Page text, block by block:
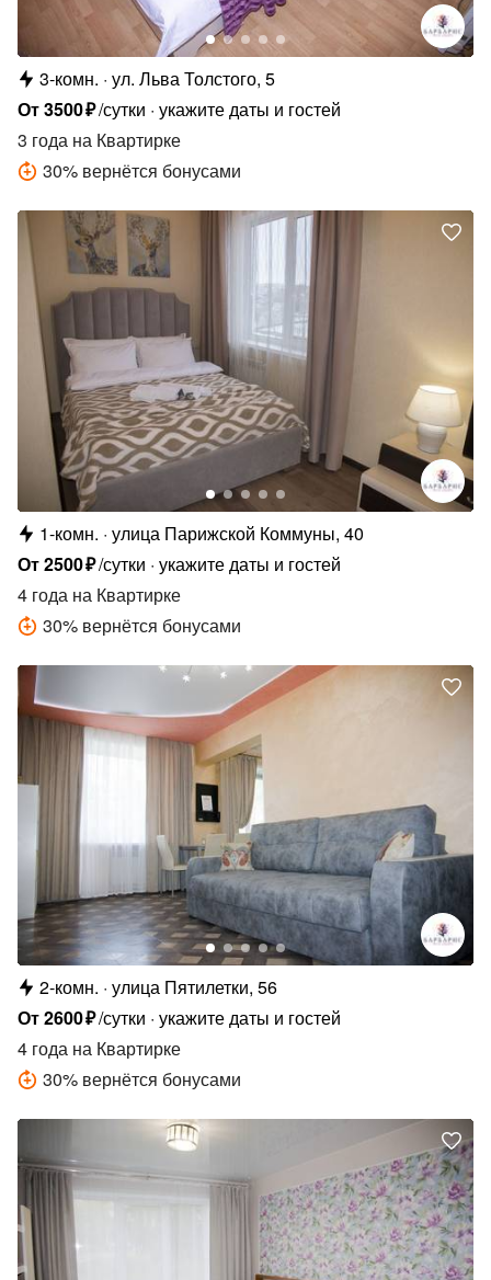
3-комн. ул. Льва Толстого, 5
От3500₽/сутки укажите даты и гостей
3 года на Квартирке
30% вернётся бонусами
1-комн. улица Парижской Коммуны, 40
От2500₽/сутки укажите даты и гостей
4 года на Квартирке
30% вернётся бонусами
2-комн. улица Пятилетки, 56
От2600₽/сутки укажите даты и гостей
4 года на Квартирке
30% вернётся бонусами